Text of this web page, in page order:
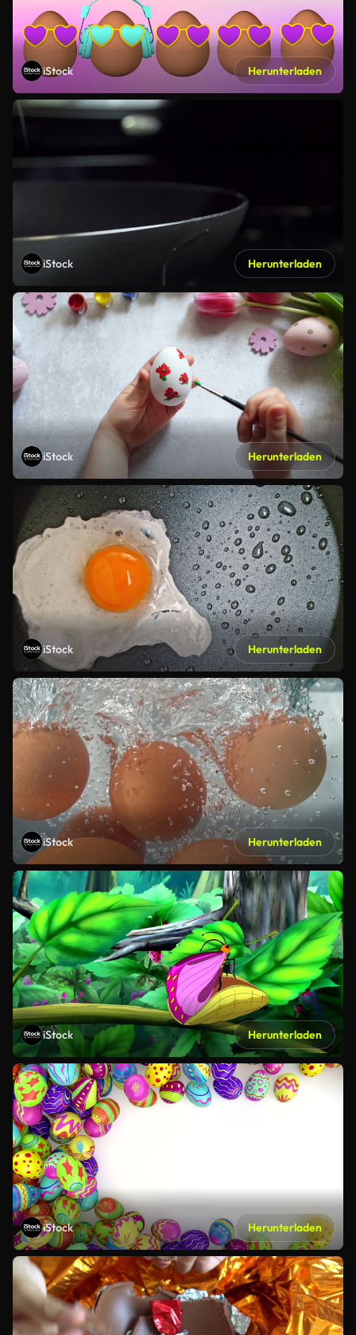
iStock Herunterladen
iStock Herunterladen
iStock Herunterladen
iStock Herunterladen
iStock Herunterladen
iStock Herunterladen
iStock Herunterladen